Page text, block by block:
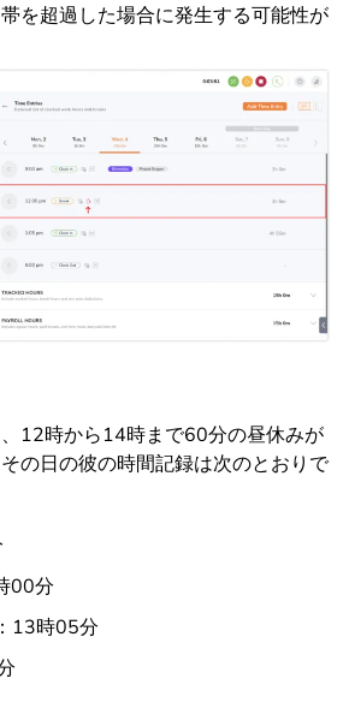
を超過した場合に発生する可能性が
12時から14時まで60分の昼休みが
の日の彼の時間記録は次のとおりで
00分
13時05分